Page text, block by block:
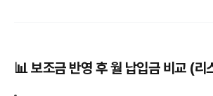
📊 보조금 반영 후 월 납입금 비교 (리